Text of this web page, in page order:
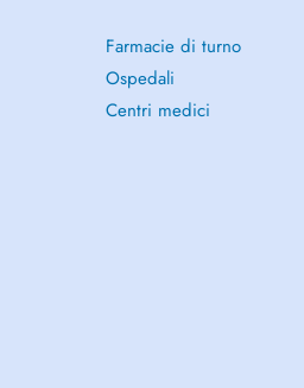
Farmacie di turno
Ospedali
Centri medici